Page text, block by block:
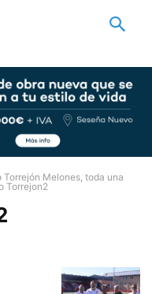
Melones, toda una
Torrejon2